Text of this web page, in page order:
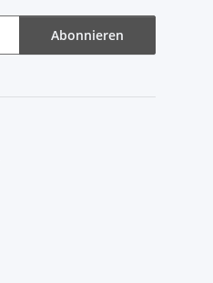
Abonnieren